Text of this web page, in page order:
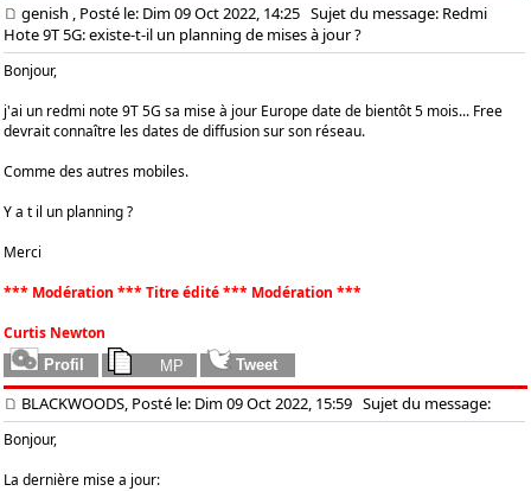
genish , Posté le: Dim 09 Oct 2022, 14:25 Sujet du message: Redmi
Hote 9T 5G: existe-t-il un planning de mises à jour ?
Bonjour,
j'ai un redmi note 9T 5G sa mise à jour Europe date de bientôt 5 mois... Free
devrait connaître les dates de diffusion sur son réseau.
Comme des autres mobiles.
Y a t il un planning ?
Merci
*** Modération *** Titre édité *** Modération ***
Curtis Newton
BLACKWOODS, Posté le: Dim 09 Oct 2022, 15:59 Sujet du message:
Bonjour,
La dernière mise a jour: